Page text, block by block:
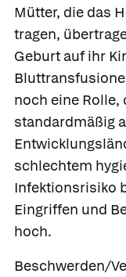
Mütter, die das
tragen,
Geburt auf ihr
noch eine Rolle,
standardmäßig
schlechtem
Infektionsrisiko
Eingriffen und
hoch.
Beschwerden/